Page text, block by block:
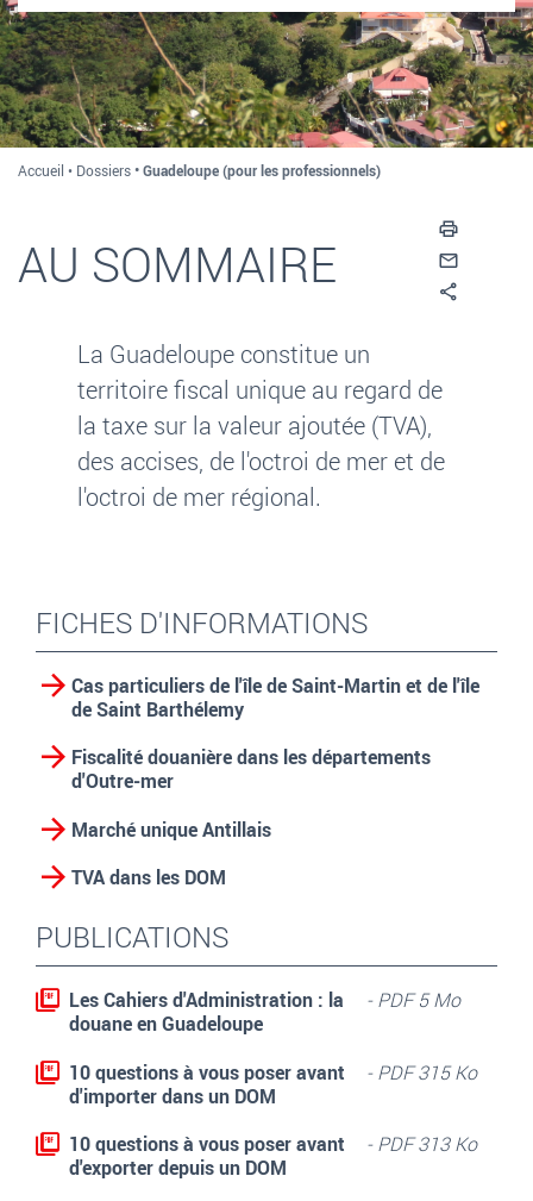
Accueil Dossiers Guadeloupe (pour les professionnels)
AU SOMMAIRE
La Guadeloupe constitue un
territoire fiscal unique au regard de
la taxe sur la valeur ajoutée (TVA),
des accises, de l'octroi de mer et de
l'octroi de mer régional.
FICHES D'INFORMATIONS
Cas particuliers de l'île de Saint-Martin et de l'île
de Saint Barthélemy
Fiscalité douanière dans les départements
d'Outre-mer
Marché unique Antillais
TVA dans les DOM
PUBLICATIONS
Les Cahiers d'Administration : la
douane en Guadeloupe
- PDF 5 Mo
10 questions à vous poser avant
d'importer dans un DOM
- PDF 315 Ko
10 questions à vous poser avant
d'exporter depuis un DOM
- PDF 313 Ko